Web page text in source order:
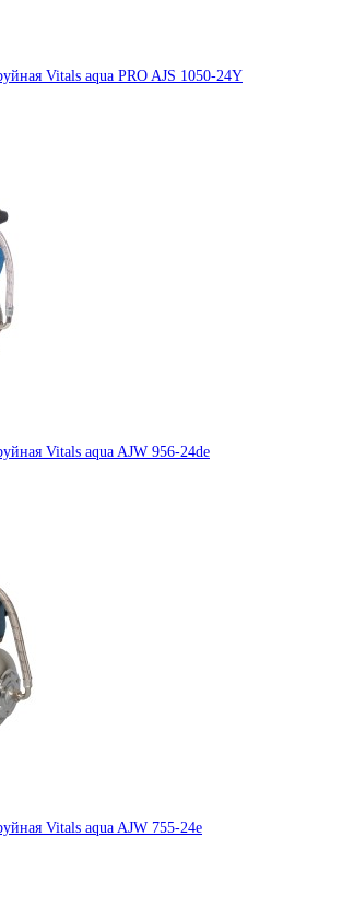
Vitals aqua PRO AJS 1050-24Y
Vitals aqua AJW 956-24de
Vitals aqua AJW 755-24e